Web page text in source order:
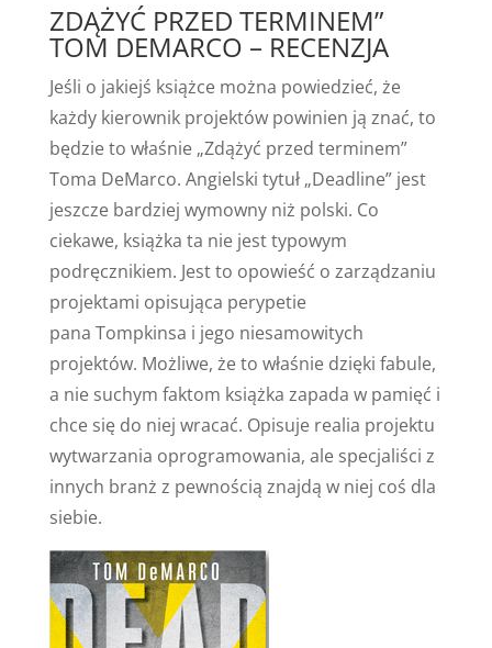
ZDĄŻYĆ PRZED TERMINEM”
TOM DEMARCO – RECENZJA
Jeśli o jakiejś książce można powiedzieć, że
każdy kierownik projektów powinien ją znać, to
będzie to właśnie „Zdążyć przed terminem”
Toma DeMarco. Angielski tytuł „Deadline” jest
jeszcze bardziej wymowny niż polski. Co
ciekawe, książka ta nie jest typowym
podręcznikiem. Jest to opowieść o zarządzaniu
projektami opisująca perypetie
pana Tompkinsa i jego niesamowitych
projektów. Możliwe, że to właśnie dzięki fabule,
a nie suchym faktom książka zapada w pamięć i
chce się do niej wracać. Opisuje realia projektu
wytwarzania oprogramowania, ale specjaliści z
innych branż z pewnością znajdą w niej coś dla
siebie.